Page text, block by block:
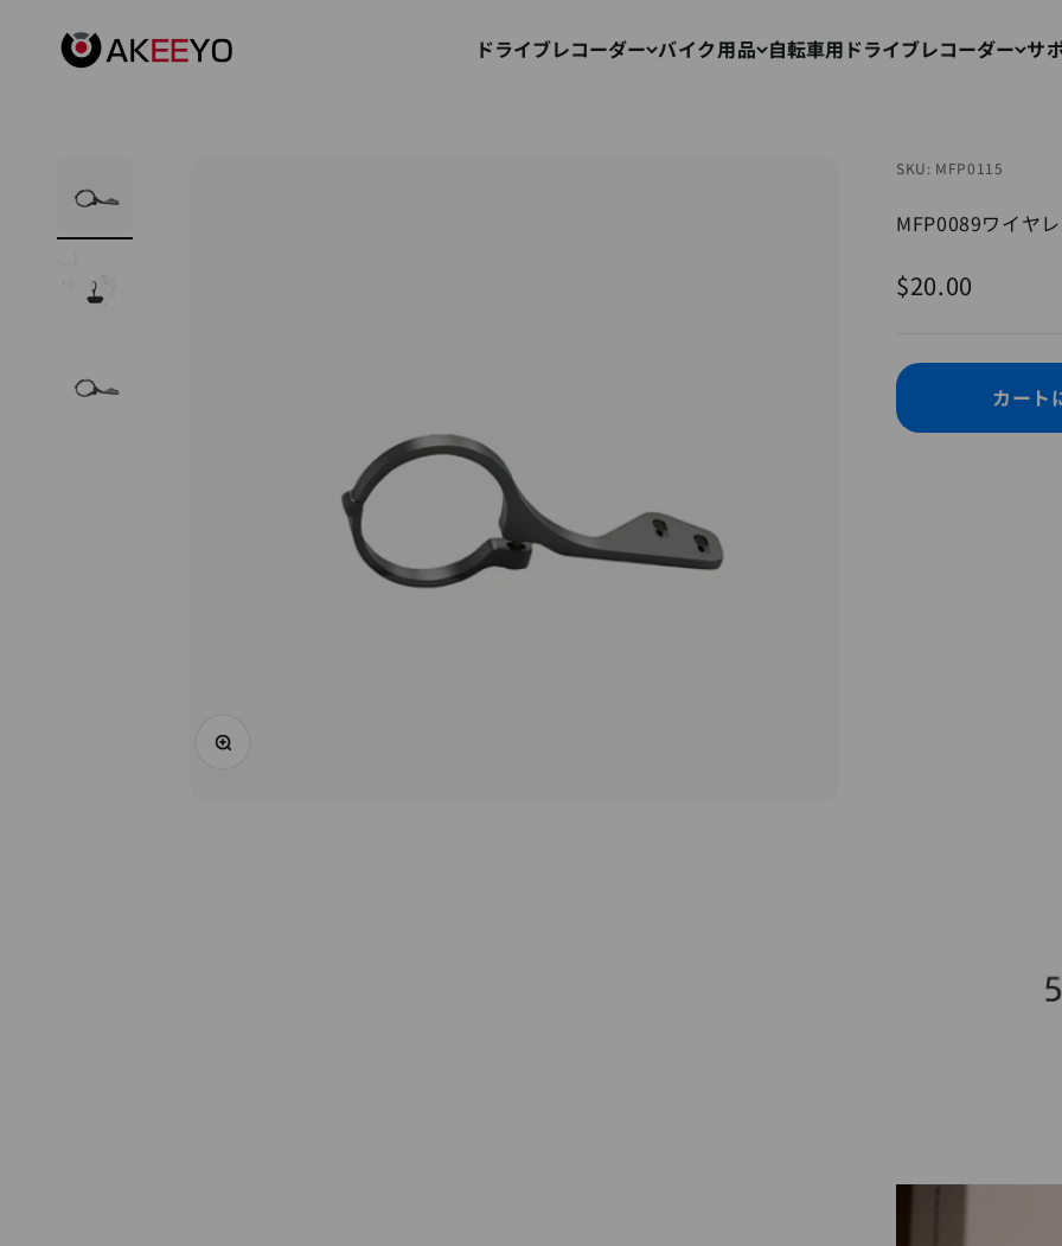
ドライブレコーダー バイク用品 自転車用ドライブレコーダー サ
AKEEYO Japan
SKU: MFP0115
MFP0089ワイヤ
セール価格
$20.00
カート